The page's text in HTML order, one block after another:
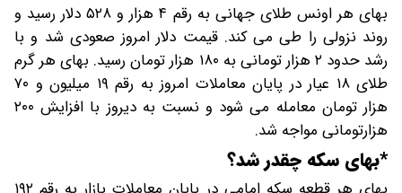
بهای هر اونس طلای جهانی به رقم ۴ هزار و ۵۲۸ دلار رسید و
روند نزولی را طی می کند. قیمت دلار امروز صعودی شد و با
رشد حدود ۲ هزار تومانی به ۱۸۰ هزار تومان رسید. بهای هر گرم
طلای ۱۸ عیار در پایان معاملات امروز به رقم ۱۹ میلیون و ۷۰
هزار تومان معامله می شود و نسبت به دیروز با افزایش ۲۰۰
هزارتومانی مواجه شد.
*بهای سکه چقدر شد؟